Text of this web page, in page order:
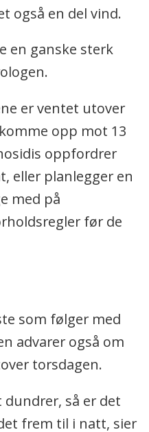
også en del vind.
en ganske sterk
er ventet utover
opp mot 13
oppfordrer
eller planlegger en
med på
før de
som følger med
advarer også om
torsdagen.
dundrer, så er det
frem til i natt, sier